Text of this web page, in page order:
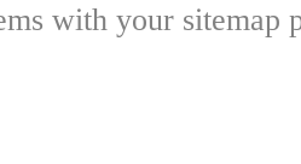
with your sitemap